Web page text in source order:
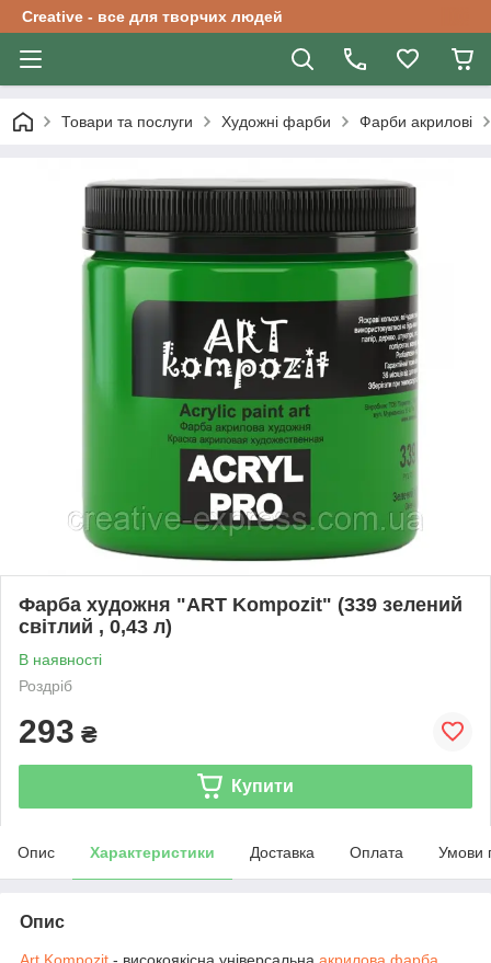
Creative - все для творчих людей
Товари та послуги Художні фарби Фарби акрилові
Фарба художня "ART Kompozit" (339 зелений
світлий , 0,43 л)
В наявності
Роздріб
293 ₴
Купити
Опис Характеристики Доставка Оплата Умови
Опис
Art Kompozit - високоякісна універсальна акрилова фарба